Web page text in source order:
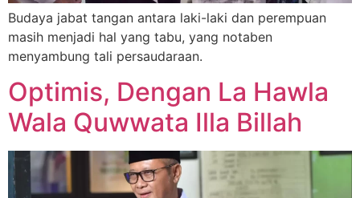
Budaya jabat tangan antara laki-laki dan perempuan
masih menjadi hal yang tabu, yang notaben
menyambung tali persaudaraan.
Optimis, Dengan La Hawla
Wala Quwwata Illa Billah